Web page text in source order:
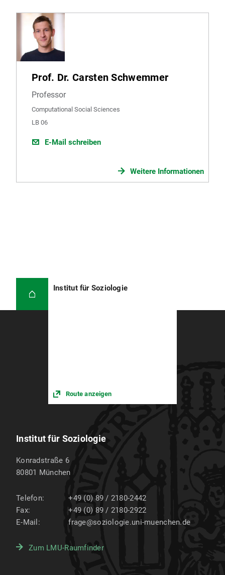
Prof. Dr. Carsten Schwemmer
Professor
Computational Social Sciences
LB 06
E-Mail schreiben
Weitere Informationen
Institut für Soziologie
Route anzeigen
Institut für Soziologie
Konradstraße 6
80801 München
Telefon:
+49 (0) 89 / 2180-2442
Fax:
+49 (0) 89 / 2180-2922
E-Mail:
frage@soziologie.uni-muenchen.de
Zum LMU-Raumfinder